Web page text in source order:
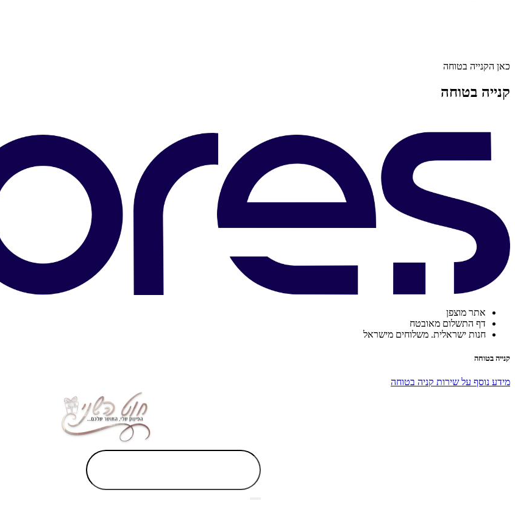
כאן הקנייה בטוחה
קנייה בטוחה
אתר מוצפן
דף התשלום מאובטח
חנות ישראלית. משלוחים מישראל
קנייה בטוחה
מידע נוסף על שירות קניה בטוחה